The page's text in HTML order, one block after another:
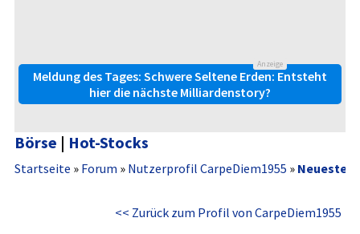
Anzeige
Meldung des Tages: Schwere Seltene Erden: Entsteht
hier die nächste Milliardenstory?
Börse | Hot-Stocks
Startseite » Forum » Nutzerprofil CarpeDiem1955 » Neueste
<< Zurück zum Profil von CarpeDiem1955